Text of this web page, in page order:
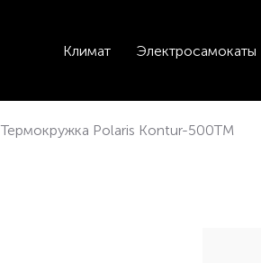
Климат Электросамокаты
Термокружка Polaris Kontur-500TM